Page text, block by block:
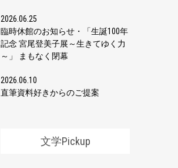
2026.06.25
臨時休館のお知らせ・「生誕100年
記念 宮尾登美子展～生きてゆく力
～」 まもなく閉幕
2026.06.10
直筆資料好きからのご提案
文学Pickup